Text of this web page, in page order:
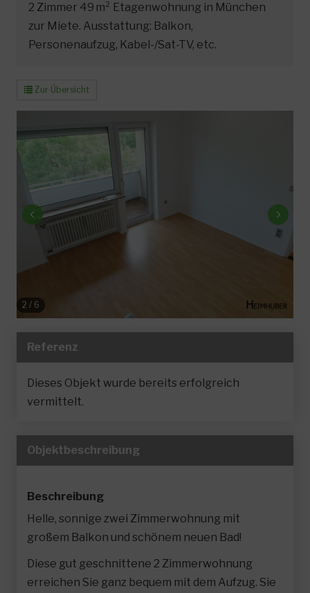
2 Zimmer 49 m² Etagenwohnung in München
zur Miete. Ausstattung: Balkon,
Personenaufzug, Kabel-/Sat-TV, etc.
Zur Übersicht
2 / 6
Referenz
Dieses Objekt wurde bereits erfolgreich
vermittelt.
Objekt­beschreibung
Beschreibung
Helle, sonnige zwei Zimmerwohnung mit
großem Balkon und schönem neuen Bad!
Diese gut geschnittene 2 Zimmerwohnung
erreichen Sie ganz bequem mit dem Aufzug. Sie